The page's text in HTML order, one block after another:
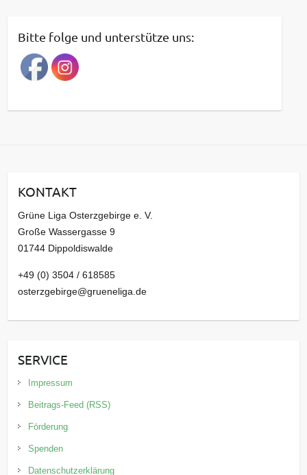
r
a
g
a
v
Bitte folge und unterstütze uns:
KONTAKT
Grüne Liga Osterzgebirge e. V.
Große Wassergasse 9
01744 Dippoldiswalde
+49 (0) 3504 / 618585
osterzgebirge@grueneliga.de
SERVICE
Impressum
Beitrags-Feed (RSS)
Förderung
Spenden
Datenschutzerklärung